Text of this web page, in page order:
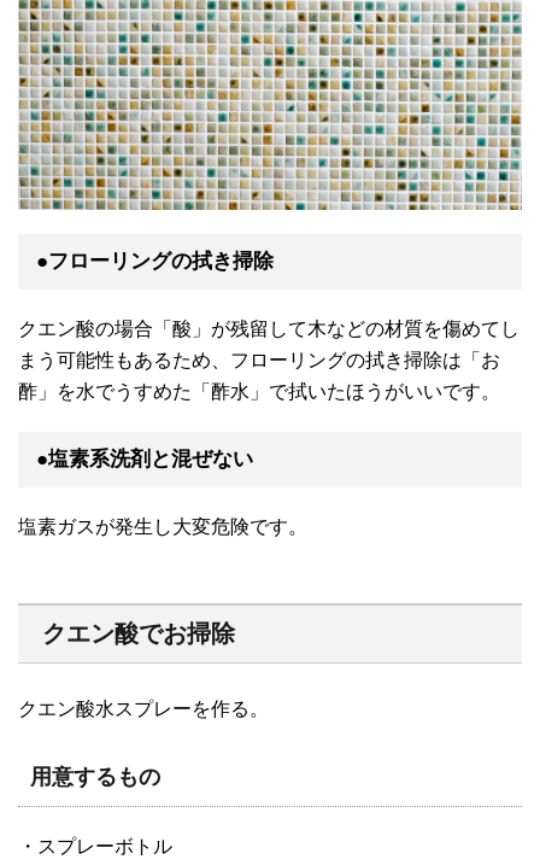
●フローリングの拭き掃除
クエン酸の場合「酸」が残留して木などの材質を傷めてし
まう可能性もあるため、フローリングの拭き掃除は「お
酢」を水でうすめた「酢水」で拭いたほうがいいです。
●塩素系洗剤と混ぜない
塩素ガスが発生し大変危険です。
クエン酸でお掃除
クエン酸水スプレーを作る。
用意するもの
・スプレーボトル